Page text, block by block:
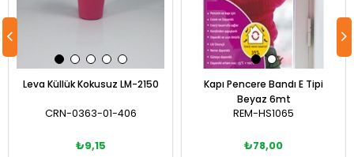
Leva Küllük Kokusuz LM-2150
CRN-0363-01-406
₺9,15
Kapı Pencere Bandı E Tipi
Beyaz 6mt
REM-HS1065
₺78,00